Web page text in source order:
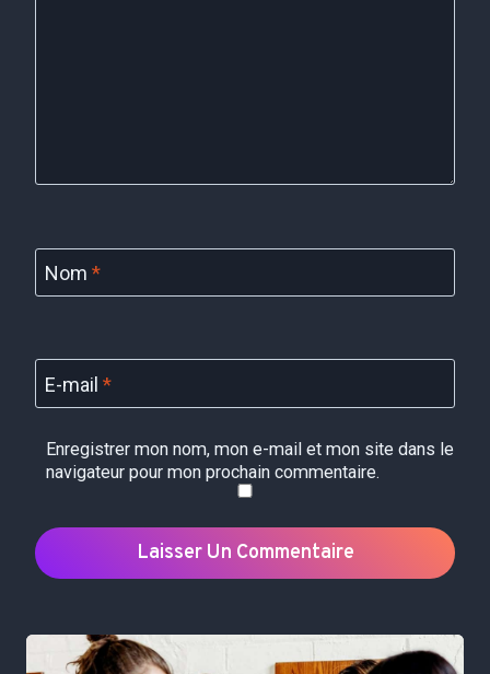
Nom *
E-mail *
Enregistrer mon nom, mon e-mail et mon site dans le
navigateur pour mon prochain commentaire.